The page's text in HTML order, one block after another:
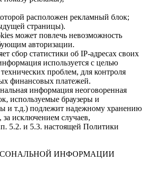
расположен рекламный блок;
страницы).
может повлечь невозможность
авторизации.
сбор статистики об IP-адресах своих
используется с целью
проблем, для контроля
финансовых платежей.
информация неоговоренная
используемые браузеры и
и т.д.) подлежит надежному хранению
исключением случаев,
5.2. и 5.3. настоящей Политики
ИНФОРМАЦИИ